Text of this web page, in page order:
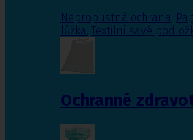
Nepropustná ochrana,
lůžka, Textilní savé
Ochranné